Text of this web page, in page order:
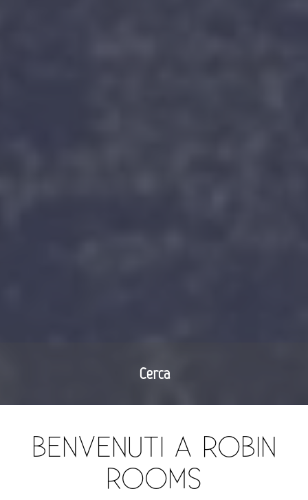
Cerca
BENVENUTI A ROBIN
ROOMS